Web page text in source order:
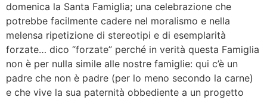
domenica la Santa Famiglia; una celebrazione che
potrebbe facilmente cadere nel moralismo e nella
melensa ripetizione di stereotipi e di esemplarità
forzate… dico “forzate” perché in verità questa Famiglia
non è per nulla simile alle nostre famiglie: qui c’è un
padre che non è padre (per lo meno secondo la carne)
e che vive la sua paternità obbediente a un progetto